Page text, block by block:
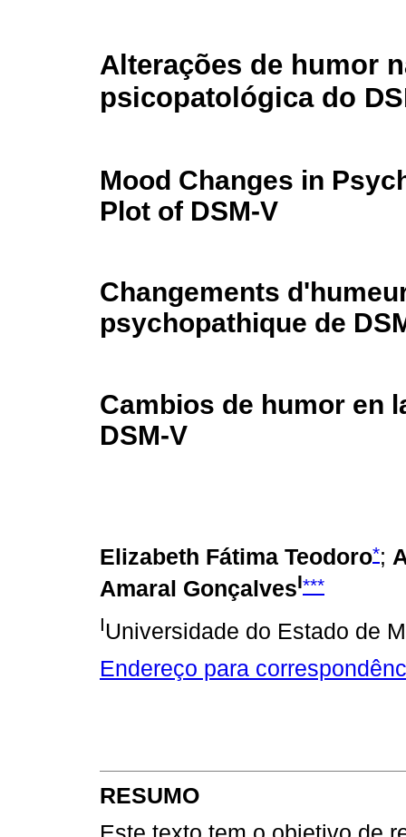
Alterações de humor
psicopatológica do
Mood Changes in
Plot of DSM-V
Changements
psychopathique de
Cambios de humor en
DSM-V
Elizabeth Fátima Teodoro*;
Amaral GonçalvesI***
IUniversidade do Estado de
Endereço para
RESUMO